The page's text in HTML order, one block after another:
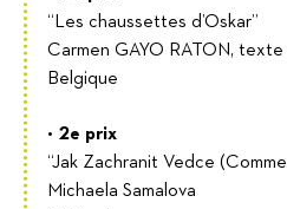
“Les chaussettes d’Oskar”
Carmen GAYO RATON, texte
Belgique
• 2e prix
“Jak Zachranit Vedce
Michaela Samalova